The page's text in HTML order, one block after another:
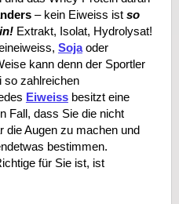
– kein Eiweiss ist so
Extrakt, Isolat, Hydrolysat!
Sojaoder
kann denn der Sportler
so zahlreichen
Eiweissbesitzt eine
Fall, dass Sie die nicht
die Augen zu machen und
bestimmen.
für Sie ist, ist